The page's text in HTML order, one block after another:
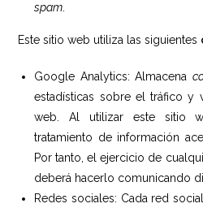
spam
Este sitio web utiliza las siguientes
Google Analytics: Almacena
estadísticas sobre el tráfico y
web. Al utilizar este sitio
tratamiento de información
Por tanto, el ejercicio de
deberá hacerlo comunicando
Redes sociales: Cada red